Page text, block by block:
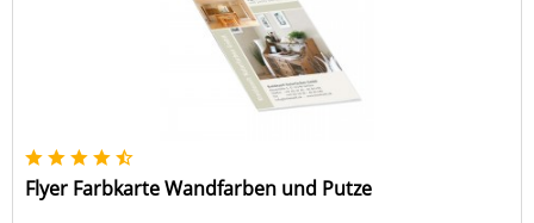
Flyer Farbkarte Wandfarben und Putze